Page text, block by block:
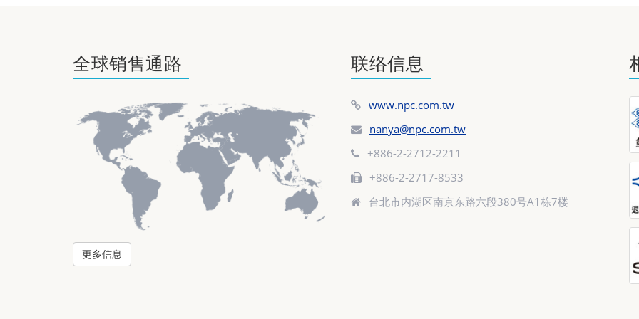
全球销售通路
更多信息
联络信息
www.npc.com.tw
nanya@npc.com.tw
+886-2-2712-2211
+886-2-2717-8533
台北市内湖区南京东路六段380号A1栋7楼